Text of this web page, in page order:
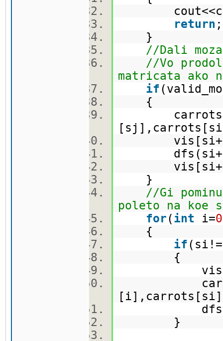
return
}
//Dali
//Vo
matricata ako
if
{
vis[si+
dfs(si+
vis[si+
}
//Gi
poleto na koe
for(int i=0
{
if
{
}